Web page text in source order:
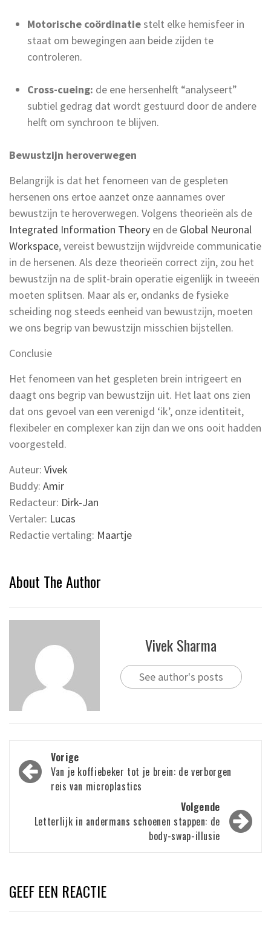
Motorische coördinatiestelt elke hemisfeer in
staat om bewegingen aan beide zijden te
controleren.
Cross-cueing: de ene hersenhelft “analyseert”
subtiel gedrag dat wordt gestuurd door de andere
helft om synchroon te blijven.
Bewustzijn heroverwegen
Belangrijk is dat het fenomeen van de gespleten
hersenen ons ertoe aanzet onze aannames over
bewustzijn te heroverwegen. Volgens theorieën als de
Integrated Information Theory en de Global Neuronal
Workspace, vereist bewustzijn wijdvreide communicatie
in de hersenen. Als deze theorieën correct zijn, zou het
bewustzijn na desplit-brain operatie eigenlijk in tweeën
moeten splitsen. Maar als er, ondanks de fysieke
scheiding nog steeds eenheid van bewustzijn, moeten
we ons begrip van bewustzijn misschien bijstellen.
Conclusie
Het fenomeen van het gespleten brein intrigeert en
daagt ons begrip van bewustzijn uit. Het laat ons zien
dat ons gevoel van een verenigd ‘ik’, onze identiteit,
flexibeler en complexer kan zijn dan we ons ooit hadden
voorgesteld.
Auteur: Vivek
Buddy: Amir
Redacteur: Dirk-Jan
Vertaler: Lucas
Redactie vertaling: Maartje
About The Author
Vivek Sharma
See author's posts
Bericht
navigatie
Vorige
Van je koffiebeker tot je brein: de verborgen
reis van microplastics
Volgende
Letterlijk in andermans schoenen stappen: de
body-swap-illusie
GEEF EEN REACTIE